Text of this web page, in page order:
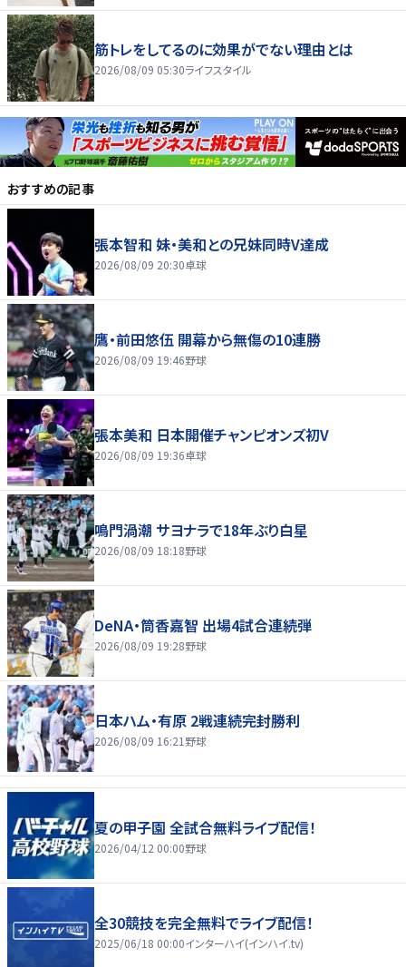
筋トレをしてるのに効果がでない理由とは
2026/08/09 05:30ライフスタイル
おすすめの記事
張本智和 妹・美和との兄妹同時V達成
2026/08/09 20:30卓球
鷹・前田悠伍 開幕から無傷の10連勝
2026/08/09 19:46野球
張本美和 日本開催チャンピオンズ初V
2026/08/09 19:36卓球
鳴門渦潮 サヨナラで18年ぶり白星
2026/08/09 18:18野球
DeNA・筒香嘉智 出場4試合連続弾
2026/08/09 19:28野球
日本ハム・有原 2戦連続完封勝利
2026/08/09 16:21 野球
夏の甲子園 全試合無料ライブ配信！
2026/04/12 00:00野球
全30競技を完全無料でライブ配信！
2025/06/18 00:00インターハイ(インハイ.tv)